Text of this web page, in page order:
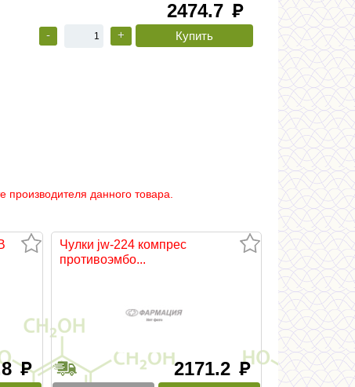
2474.7 руб
- +
данного товара.
руб
Чулки jw-224 компрес
противоэмбо...
2171.2 руб